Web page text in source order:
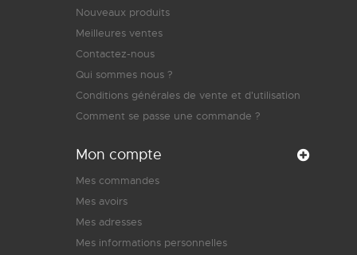
Nouveaux produits
Meilleures ventes
Contactez-nous
Qui sommes nous ?
Conditions générales de vente et d'utilisation
Comment se passe une commande ?
Mon compte
Mes commandes
Mes avoirs
Mes adresses
Mes informations personnelles